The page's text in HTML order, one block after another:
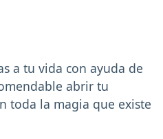
a tu vida con ayuda de
abrir tu
toda la magia que existe